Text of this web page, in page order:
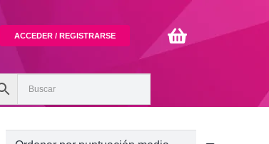
ACCEDER / REGISTRARSE